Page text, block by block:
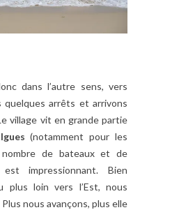
dans l’autre sens, vers
quelques arrêts et arrivons
village vit en grande partie
(notamment pour les
nombre de bateaux et de
est impressionnant. Bien
plus loin vers l’Est, nous
nous avançons, plus elle